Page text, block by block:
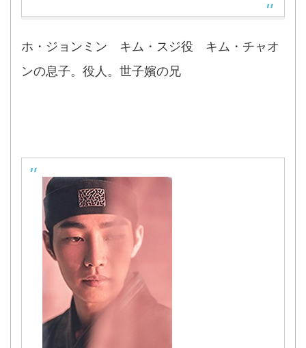
ホ・ジョンミン キム・スジ役 キム・チャオ
ンの息子。役人。世子嬪の兄